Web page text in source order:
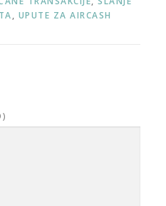
, UPUTE ZA AIRCASH